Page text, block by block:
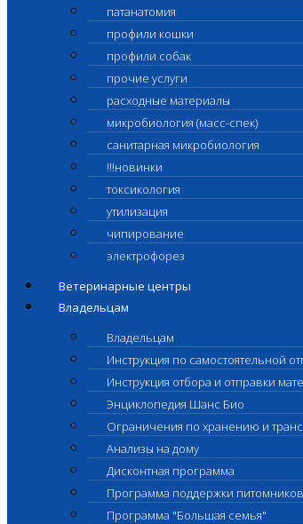
патанатомия
профили кошки
профили собак
прочие услуги
расходные материалы
микробиология (масс-спек)
санитарная микробиология
!!!новинки
токсикология
утилизация
чипирование
электрофорез
Ветеринарные центры
Владельцам
Владельцам
Инструкция по самостоятельной
Инструкция отбора и отправки
Энциклопедия Шанс Био
Ограничения по хранению и
Анализы на дому
Дисконтная программа
Программа поддержки питомников
Программа "Большая семья"